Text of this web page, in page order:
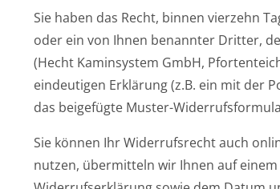
Sie haben das Recht, binnen vierzehn
oder ein von Ihnen benannter Dritter,
(Hecht Kaminsystem GmbH,
eindeutigen Erklärung (z.B. ein mit der
das beigefügte Muster-
Sie können Ihr Widerrufsrecht auch
nutzen, übermitteln wir Ihnen auf